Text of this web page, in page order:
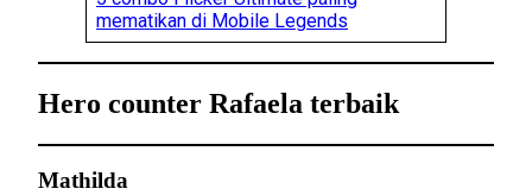
mematikan di Mobile Legends
Hero counter Rafaela terbaik
Mathilda